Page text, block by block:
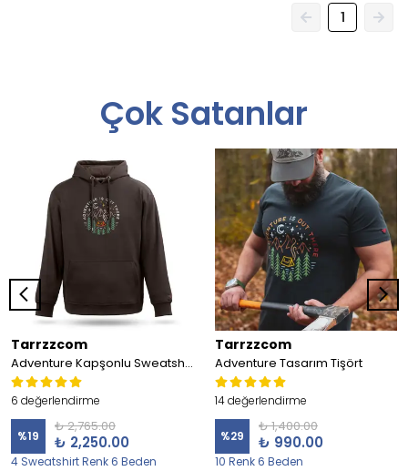
1
Çok Satanlar
Tarrzzcom
Adventure Kapşonlu Sweatshirt
6 değerlendirme
%19
₺ 2,765.00
₺ 2,250.00
4 Sweatshirt Renk 6 Beden
Tarrzzcom
Adventure Tasarım Tişört
14 değerlendirme
%29
₺ 1,400.00
₺ 990.00
10 Renk 6 Beden